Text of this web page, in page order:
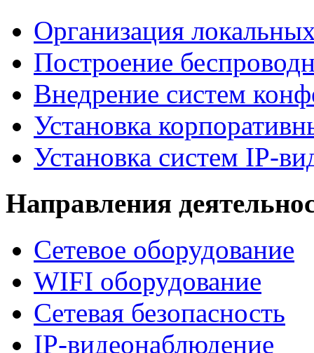
Организация
Построение
Внедрение систем
Установка
Установка систем IP-
Направления
Сетевое оборудование
WIFI оборудование
Сетевая безопасность
IP-видеонаблюдение